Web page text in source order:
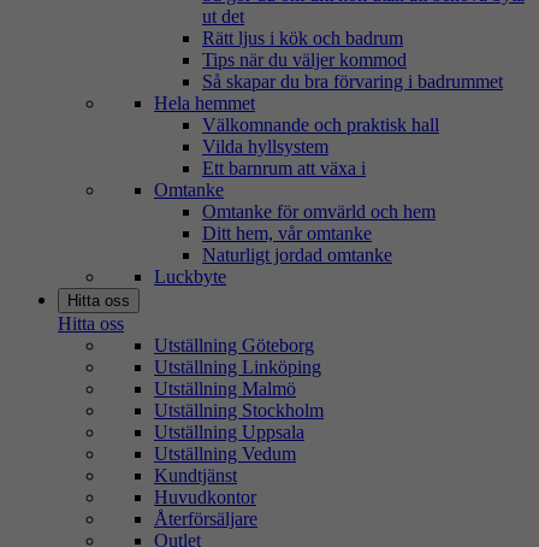
ut det
Rätt ljus i kök och badrum
Tips när du väljer kommod
Så skapar du bra förvaring i badrummet
Hela hemmet
Välkomnande och praktisk hall
Vilda hyllsystem
Ett barnrum att växa i
Omtanke
Omtanke för omvärld och hem
Ditt hem, vår omtanke
Naturligt jordad omtanke
Luckbyte
Hitta oss
Hitta oss
Utställning Göteborg
Utställning Linköping
Utställning Malmö
Utställning Stockholm
Utställning Uppsala
Utställning Vedum
Kundtjänst
Huvudkontor
Återförsäljare
Outlet